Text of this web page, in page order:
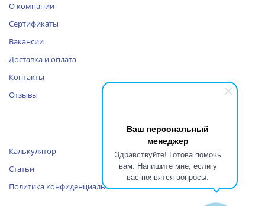
Ваш персональный
менеджер
Здравствуйте! Готова помочь
вам. Напишите мне, если у
вас появятся вопросы.
О компании
Сертификаты
Вакансии
Доставка и оплата
Контакты
Отзывы
Калькулятор
Статьи
Политика конфиденциальности